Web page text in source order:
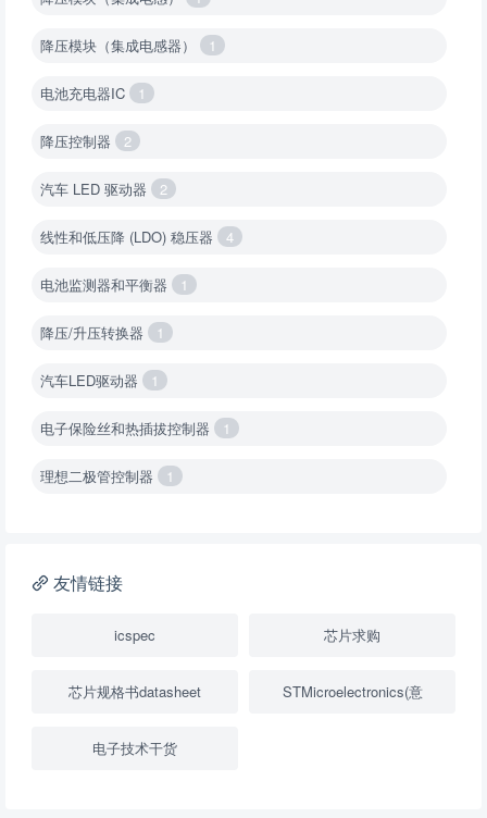
降压模块（集成电感器） 1
电池充电器IC 1
降压控制器 2
汽车 LED 驱动器 2
线性和低压降 (LDO) 稳压器 4
电池监测器和平衡器 1
降压/升压转换器 1
汽车LED驱动器 1
电子保险丝和热插拔控制器 1
理想二极管控制器 1
降压转换器（继承开关）
USB隔离器 1
友情链接
icspec 芯片求购
芯片规格书datasheet STMicroelectronics(意
电子技术干货